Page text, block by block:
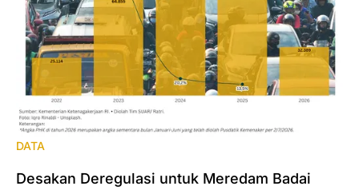
DATA
Desakan Deregulasi untuk Meredam Badai